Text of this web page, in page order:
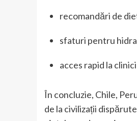
recomandări de
sfaturi pentru
acces rapid la
În concluzie, Chile,
de la civilizații